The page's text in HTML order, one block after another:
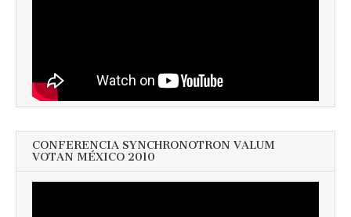
CONFERENCIA SYNCHRONOTRON VALUM
VOTAN MÉXICO 2010